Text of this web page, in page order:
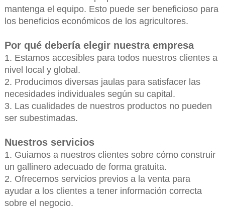
mantenga el equipo. Esto puede ser beneficioso para
los beneficios económicos de los agricultores.
Por qué debería elegir nuestra empresa
1. Estamos accesibles para todos nuestros clientes a
nivel local y global.
2. Producimos diversas jaulas para satisfacer las
necesidades individuales según su capital.
3. Las cualidades de nuestros productos no pueden
ser subestimadas.
Nuestros servicios
1. Guiamos a nuestros clientes sobre cómo construir
un gallinero adecuado de forma gratuita.
2. Ofrecemos servicios previos a la venta para
ayudar a los clientes a tener información correcta
sobre el negocio.